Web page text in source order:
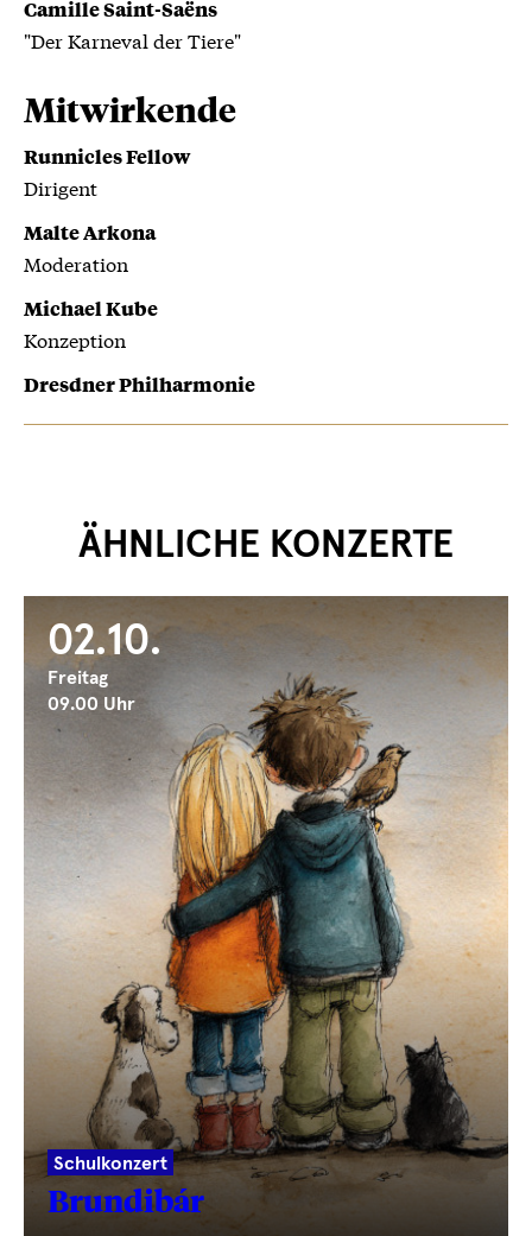
Camille Saint-Saëns
"Der Karneval der Tiere"
Mitwirkende
Runnicles Fellow
Dirigent
Malte Arkona
Moderation
Michael Kube
Konzeption
Dresdner Philharmonie
ÄHNLICHE KONZERTE
02.10.
Freitag
09.00 Uhr
Schulkonzert
Brundibár